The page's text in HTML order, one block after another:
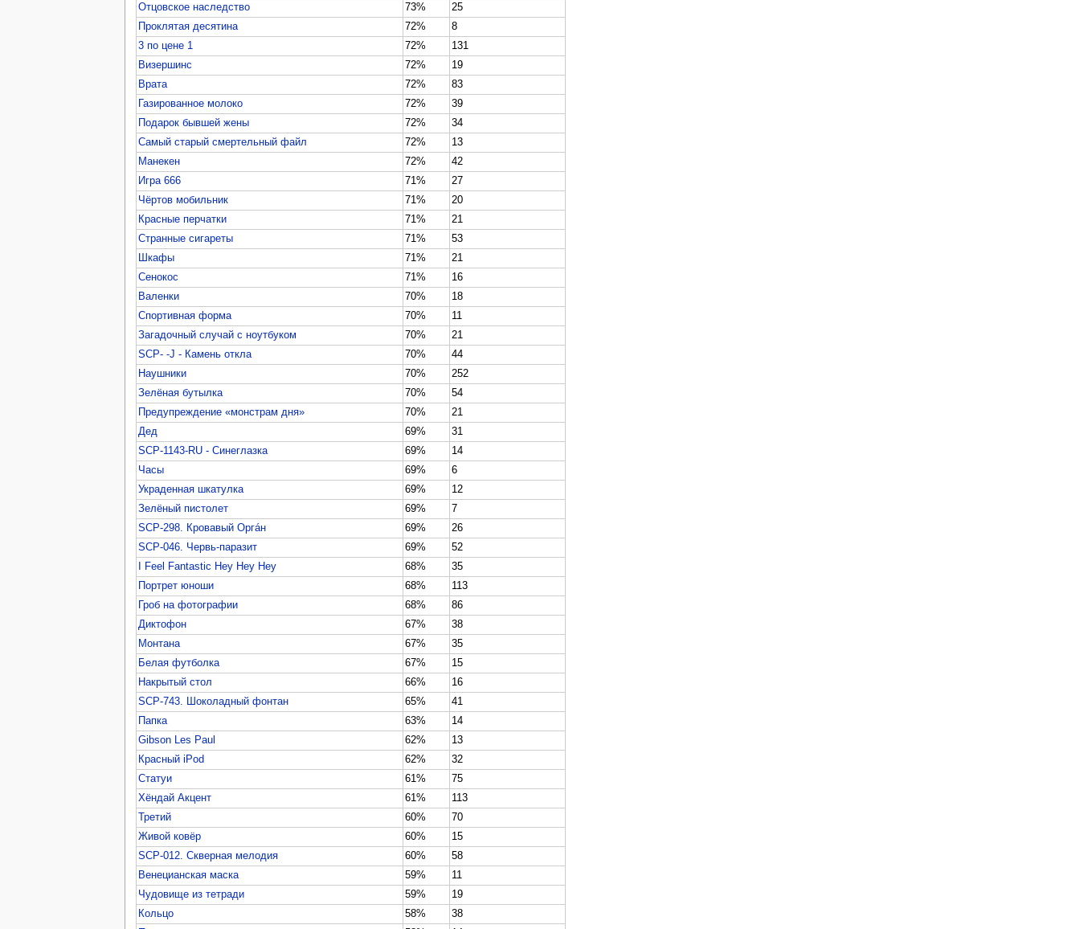
Отцовское наследство
73%
25
Проклятая десятина
72%
8
3 по цене 1
72%
131
Визершинс
72%
19
Врата
72%
83
Газированное молоко
72%
39
Подарок бывшей жены
72%
34
Самый старый смертельный файл
72%
13
Манекен
72%
42
Игра 666
71%
27
Чёртов мобильник
71%
20
Красные перчатки
71%
21
Странные сигареты
71%
53
Шкафы
71%
21
Сенокос
71%
16
Валенки
70%
18
Спортивная форма
70%
11
Загадочный случай с ноутбуком
70%
21
SCP- -J - Камень откла
70%
44
Наушники
70%
252
Зелёная бутылка
70%
54
Предупреждение «монстрам дня»
70%
21
Дед
69%
31
SCP-1143-RU - Синеглазка
69%
14
Часы
69%
6
Украденная шкатулка
69%
12
Зелёный пистолет
69%
7
SCP-298. Кровавый Оргáн
69%
26
SCP-046. Червь-паразит
69%
52
I Feel Fantastic Hey Hey Hey
68%
35
Портрет юноши
68%
113
Гроб на фотографии
68%
86
Диктофон
67%
38
Монтана
67%
35
Белая футболка
67%
15
Накрытый стол
66%
16
SCP-743. Шоколадный фонтан
65%
41
Папка
63%
14
Gibson Les Paul
62%
13
Красный iPod
62%
32
Статуи
61%
75
Хёндай Акцент
61%
113
Третий
60%
70
Живой ковёр
60%
15
SCP-012. Скверная мелодия
60%
58
Венецианская маска
59%
11
Чудовище из тетради
59%
19
Кольцо
58%
38